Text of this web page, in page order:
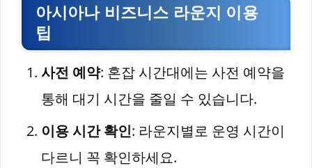
아시아나 비즈니스 라운지 이용
팁
사전 예약: 혼잡 시간대에는 사전 예약을
통해 대기 시간을 줄일 수 있습니다.
이용 시간 확인: 라운지별로 운영 시간이
다르니 꼭 확인하세요.